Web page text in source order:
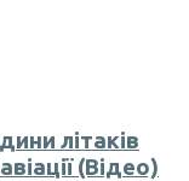
літаків
(Відео)